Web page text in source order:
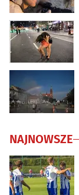
NAJNOWSZE